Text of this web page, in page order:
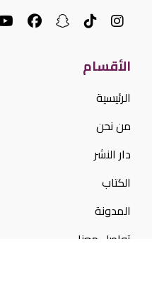
الأقسام
الرئيسية
من نحن
دار النشر
الكتاب
المدونة
تواصل معنا